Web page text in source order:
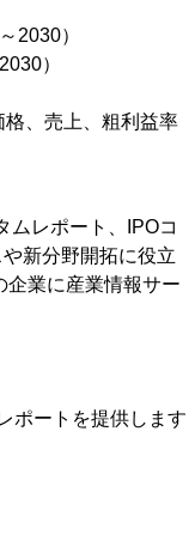
2030）
）
、売上、粗利益率
ムレポート、IPOコ
新分野開拓に役立
企業に産業情報サー
ポートを提供します